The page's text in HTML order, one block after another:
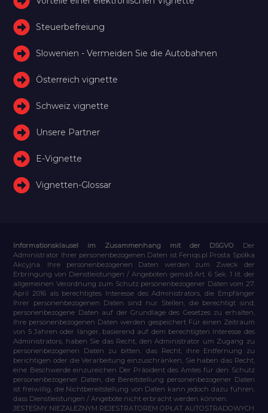
Steuerbefreiung
Slowenien - Vermeiden Sie die Autobahnen
Österreich vignette
Schweiz vignette
Unsere Partner
E-Vignette
Vignetten-Glossar
Informationsklausel im Zusammenhang mit der DSGVO
Der
Administrator Ihrer personenbezogenen Daten ist Feniqs.pl Prosta Spółka
Akcyjna. Ihre personenbezogenen Daten werden zum Zweck der
Erbringung von Dienstleistungen / Angeboten gemäß Art. 6 Sek. 1 lit. der
allgemeinen Verordnung zum Schutz personenbezogener Daten vom 27.
April 2016 als berechtigtes Interesse des Administrators, die Empfänger
Ihrer personenbezogenen Daten sind nur Stellen, die berechtigt sind,
personenbezogene Daten auf der Grundlage des Gesetzes zu erhalten,
Ihre personenbezogenen Daten werden gespeichert Für einen Zeitraum
von 5 Jahren oder länger, basierend auf dem berechtigten Interesse des
Administrators, haben Sie das Recht, den Administrator um Zugang zu
personenbezogenen Daten zu bitten, das Recht, ihre Entfernung zu
berichtigen oder die Verarbeitung einzuschränken, Sie haben das Recht,
eine Beschwerde einzureichen Der Präsident des Amtes für den Schutz
personenbezogener Daten, die Bereitstellung personenbezogener Daten
ist freiwillig, die Nichtbereitstellung von Daten kann jedoch dazu führen,
dass Dienstleistungen / Angebote nicht erbracht werden können.
JESTEŚMY NIEZALEŻNYM REJESTRATOREM OPŁAT AUTOSTRADOWYCH